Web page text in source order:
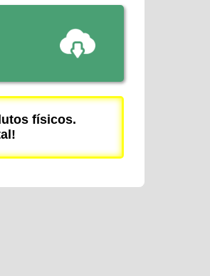
físicos.